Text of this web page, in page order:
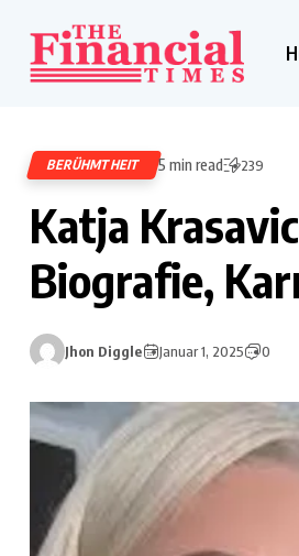
BERÜHMTHEIT 5 min read 239
Katja
Biografie,
Jhon Diggle Januar 1, 2025 0